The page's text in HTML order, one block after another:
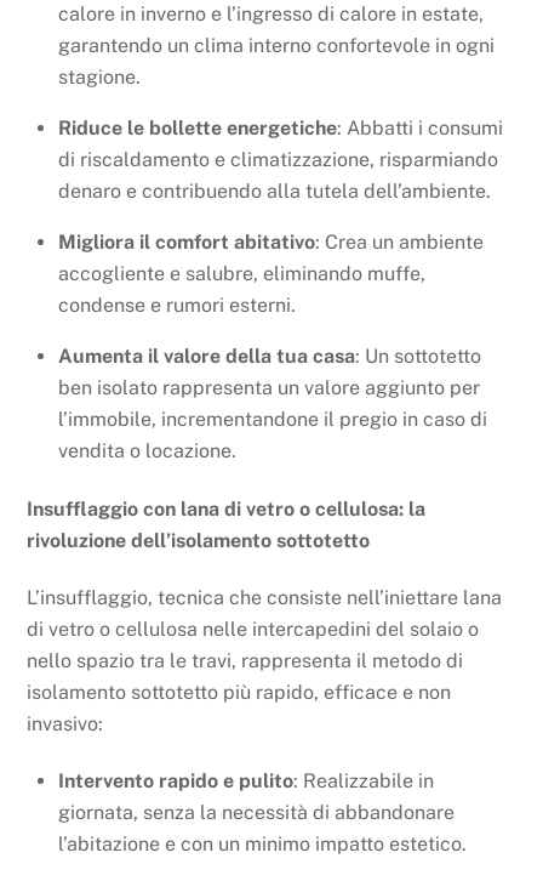
calore in inverno e l’ingresso di calore in estate,
garantendo un clima interno confortevole in ogni
stagione.
Riduce le bollette energetiche: Abbatti i consumi
di riscaldamento e climatizzazione, risparmiando
denaro e contribuendo alla tutela dell’ambiente.
Migliora il comfort abitativo: Crea un ambiente
accogliente e salubre, eliminando muffe,
condense e rumori esterni.
Aumenta il valore della tua casa: Un sottotetto
ben isolato rappresenta un valore aggiunto per
l’immobile, incrementandone il pregio in caso di
vendita o locazione.
Insufflaggio con lana di vetro o cellulosa: la
rivoluzione dell’isolamento sottotetto
L’insufflaggio, tecnica che consiste nell’iniettare lana
di vetro o cellulosa nelle intercapedini del solaio o
nello spazio tra le travi, rappresenta il metodo di
isolamento sottotetto più rapido, efficace e non
invasivo:
Intervento rapido e pulito: Realizzabile in
giornata, senza la necessità di abbandonare
l’abitazione e con un minimo impatto estetico.